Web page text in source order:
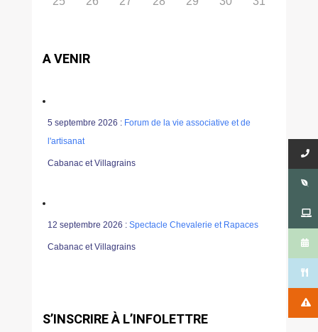
A VENIR
5 septembre 2026 : Forum de la vie associative et de
l'artisanat
Cabanac et Villagrains
12 septembre 2026 : Spectacle Chevalerie et Rapaces
Cabanac et Villagrains
S’INSCRIRE À L’INFOLETTRE